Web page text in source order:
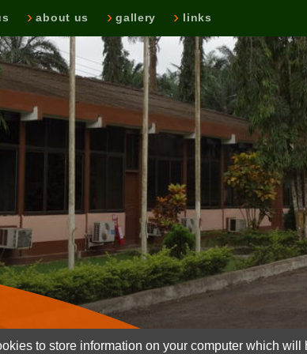
about us gallery links
to store information on your computer which will